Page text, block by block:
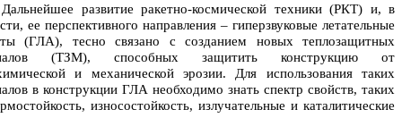
Дальнейшее развитие ракетно-космической техники (РКТ) и, в
ее перспективного направления – гиперзвуковые летательные
(ГЛА), тесно связано с созданием новых теплозащитных
(ТЗМ), способных защитить конструкцию от
и механической эрозии. Для использования таких
в конструкции ГЛА необходимо знать спектр свойств, таких
износостойкость, излучательные и каталитические